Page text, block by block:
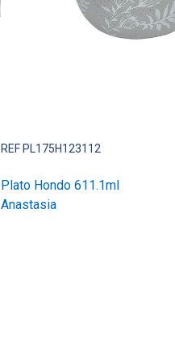
REF PL175H123112
Plato Hondo 611.1ml
Anastasia